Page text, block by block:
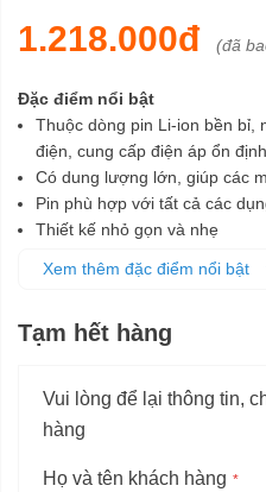
1.218.000đ (đã
Đặc điểm nổi bật
Thuộc dòng pin Li-ion bền bỉ,
điện, cung cấp điện áp ổn
Có dung lượng lớn, giúp các
Pin phù hợp với tất cả các
Thiết kế nhỏ gọn và nhẹ
xuống bề mặt bê tông từ độ
Xem thêm đặc điểm nổi bật
Tạm hết hàng
Vui lòng để lại thông tin,
hàng
Họ và tên khách hàng